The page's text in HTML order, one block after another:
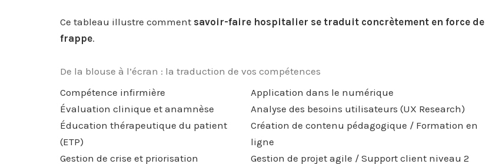
Ce tableau illustre comment savoir-faire hospitalier se traduit concrètement en force de
frappe.
De la blouse à l’écran : la traduction de vos compétences
Compétence infirmière
Application dans le numérique
Évaluation clinique et anamnèse
Analyse des besoins utilisateurs (UX Research)
Éducation thérapeutique du patient
(ETP)
Création de contenu pédagogique / Formation en
ligne
Gestion de crise et priorisation
Gestion de projet agile / Support client niveau 2